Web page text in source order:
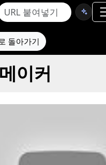
돌아가기
이커